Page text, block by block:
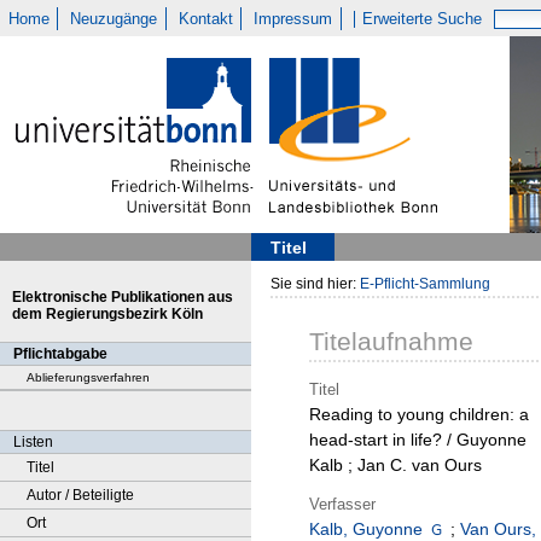
Home Neuzugänge Kontakt Impressum Erweiterte Suche
Titel
Elektronische Publikationen aus
dem Regierungsbezirk Köln
Pflichtabgabe
Ablieferungsverfahren
Listen
Titel
Autor / Beteiligte
Ort
Sie sind hier: E-Pflicht-Sammlung
Titelaufnahme
Titel
Reading to young children: a
head-start in life? / Guyonne
Kalb ; Jan C. van Ours
Verfasser
Kalb, Guyonne ; Van Ours,